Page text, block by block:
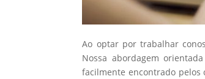
Ao optar por trabalhar
Nossa abordagem
facilmente encontrado pelos